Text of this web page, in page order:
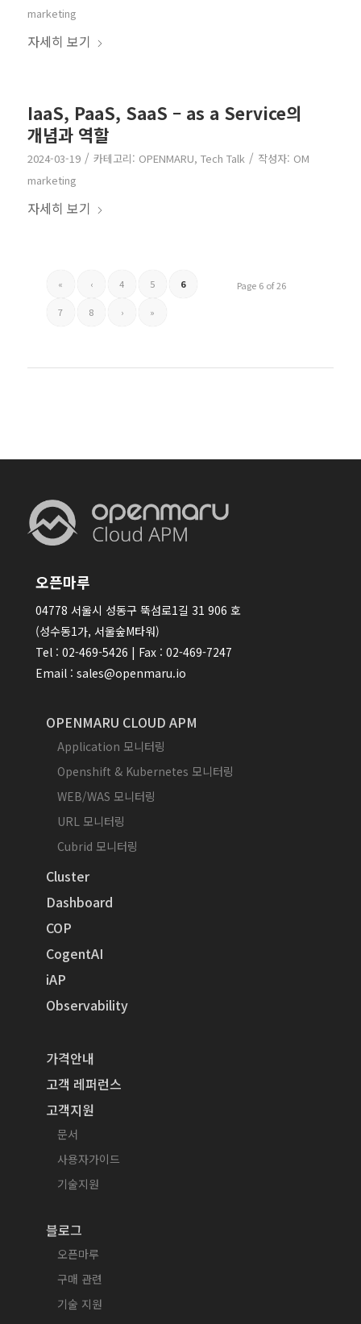
marketing
자세히 보기
IaaS, PaaS, SaaS – as a Service의
개념과 역할
2024-03-19 / 카테고리: OPENMARU, Tech Talk / 작성자: OM
marketing
자세히 보기
Page 6 of 26
« ‹ 4 5 6
7 8 › »
오픈마루
04778 서울시 성동구 뚝섬로1길 31 906 호
(성수동1가, 서울숲M타워)
Tel : 02-469-5426 | Fax : 02-469-7247
Email : sales@openmaru.io
OPENMARU CLOUD APM
Application 모니터링
Openshift & Kubernetes 모니터링
WEB/WAS 모니터링
URL 모니터링
Cubrid 모니터링
Cluster
Dashboard
COP
CogentAI
iAP
Observability
가격안내
고객 레퍼런스
고객지원
문서
사용자가이드
기술지원
블로그
오픈마루
구매 관련
기술 지원